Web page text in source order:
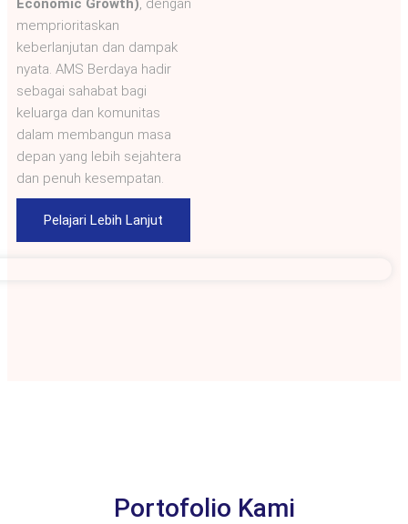
Economic Growth), dengan
memprioritaskan
keberlanjutan dan dampak
nyata. AMS Berdaya hadir
sebagai sahabat bagi
keluarga dan komunitas
dalam membangun masa
depan yang lebih sejahtera
dan penuh kesempatan.
Pelajari Lebih Lanjut
Portofolio Kami